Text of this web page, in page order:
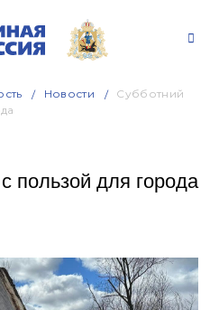
Новости
Субботний
пользой для города